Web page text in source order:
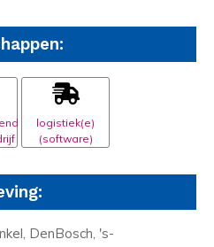
logistiek(e)
(software)
DenBosch, 's-